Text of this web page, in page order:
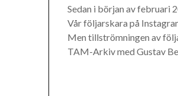
Sedan i början av februari
Vår följarskara på
Men tillströmningen av
TAM-Arkiv med Gustav